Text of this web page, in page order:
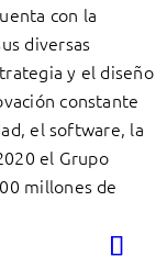
con la
diversas
y el diseño
constante
el software, la
el Grupo
millones de